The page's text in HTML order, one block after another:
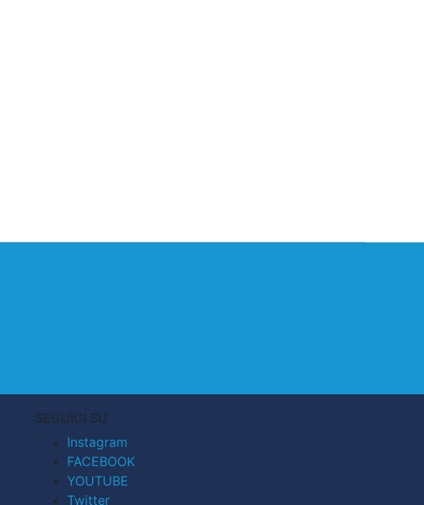
SEGUICI SU
Instagram
FACEBOOK
YOUTUBE
Twitter